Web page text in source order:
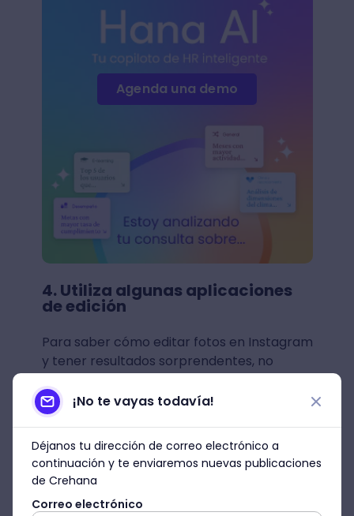
Agenda una demo
4. Utiliza algunas aplicaciones
de edición
Para saber cómo editar fotos en Instagram
y tener resultados sorprendentes, no
La tecnología ha facilitado muchas
cosas
Si quiereseditar fotos como un
profesional
, puedes descargar algunas
muchas de ellas son gratuitas y fáciles de
¡No te vayas todavía!
Déjanos tu dirección de correo electrónico a
continuación y te enviaremos nuevas publicaciones
de Crehana
Correo electrónico